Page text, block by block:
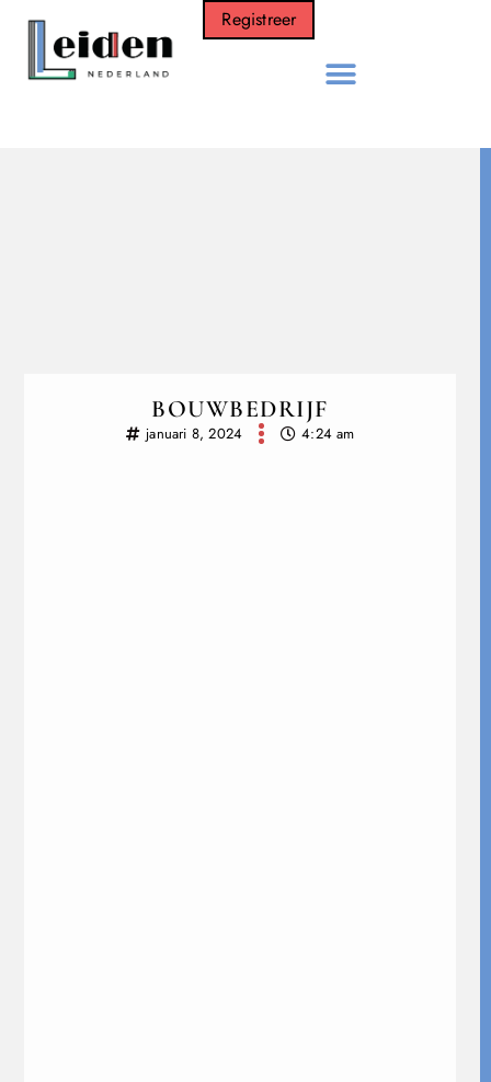
Registreer
BOUWBEDRIJF
januari 8, 2024 4:24 am